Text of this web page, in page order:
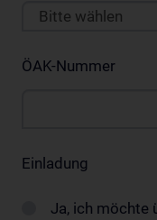
Bitte wählen
ÖAK-Nummer
Einladung
Ja, ich möchte